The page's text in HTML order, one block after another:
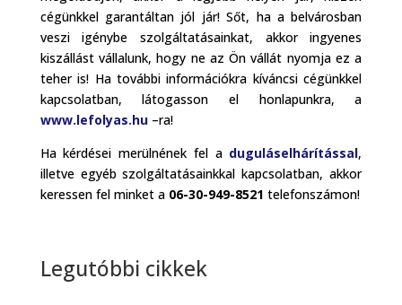
cégünkkel garantáltan jól jár! Sőt, ha a belvárosban
veszi igénybe szolgáltatásainkat, akkor ingyenes
kiszállást vállalunk, hogy ne az Ön vállát nyomja ez a
teher is! Ha további információkra kíváncsi cégünkkel
kapcsolatban, látogasson el honlapunkra, a
www.lefolyas.hu–ra!
Ha kérdései merülnének fel a duguláselhárítással,
illetve egyéb szolgáltatásainkkal kapcsolatban, akkor
keressen fel minket a 06-30-949-8521 telefonszámon!
Legutóbbi cikkek